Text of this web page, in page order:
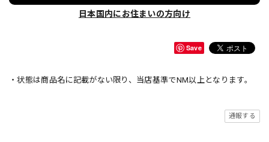
日本国内にお住まいの方向け
Save
・状態は商品名に記載がない限り、当店基準でNM以上となります。
通報する